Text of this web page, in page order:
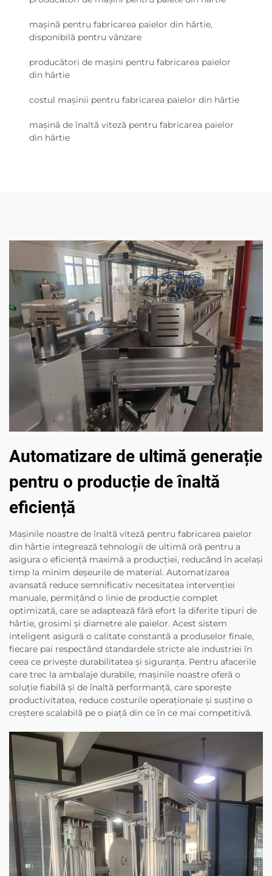
mașină pentru fabricarea paielor din hârtie,
disponibilă pentru vânzare
producători de mașini pentru fabricarea paielor
din hârtie
costul mașinii pentru fabricarea paielor din hârtie
mașină de înaltă viteză pentru fabricarea paielor
din hârtie
Automatizare de ultimă generație
pentru o producție de înaltă
eficiență
Mașinile noastre de înaltă viteză pentru fabricarea paielor
din hârtie integrează tehnologii de ultimă oră pentru a
asigura o eficiență maximă a producției, reducând în același
timp la minim deșeurile de material. Automatizarea
avansată reduce semnificativ necesitatea intervenției
manuale, permițând o linie de producție complet
optimizată, care se adaptează fără efort la diferite tipuri de
hârtie, grosimi și diametre ale paielor. Acest sistem
inteligent asigură o calitate constantă a produselor finale,
fiecare pai respectând standardele stricte ale industriei în
ceea ce privește durabilitatea și siguranța. Pentru afacerile
care trec la ambalaje durabile, mașinile noastre oferă o
soluție fiabilă și de înaltă performanță, care sporește
productivitatea, reduce costurile operaționale și susține o
creștere scalabilă pe o piață din ce în ce mai competitivă.